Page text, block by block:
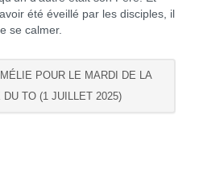
été éveillé par les disciples, il
se calmer.
POUR LE MARDI DE LA
TO (1 JUILLET 2025)